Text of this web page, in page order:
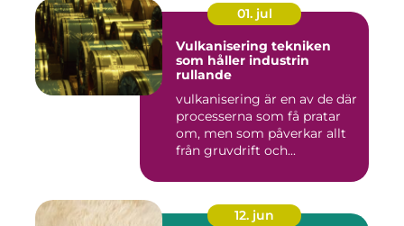
01. jul
Vulkanisering tekniken
som håller industrin
rullande
vulkanisering är en av de där
processerna som få pratar
om, men som påverkar allt
från gruvdrift och...
12. jun